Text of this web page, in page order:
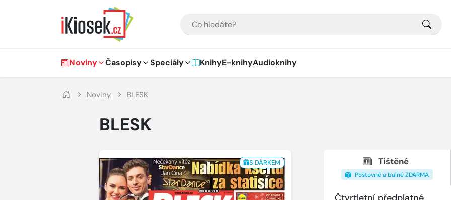
Hlavní navigace
Noviny Časopisy Speciály KnihyE-knihyAudioknihy
Noviny BLESK
BLESK
S DÁRKEM Tištěné
Poštovné a balné ZDARMA